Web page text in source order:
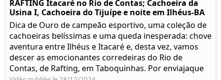
RAFTING Itacaré no Rio de Contas; Cachoeira da
Usina I, Cachoeira do Tijuípe e noite em Ilhéus-BA
Dica de Ouro de campeão esportivo, uma coleção de
cachoeiras belíssimas e uma queda inesperada: chove
aventura entre Ilhéus e Itacaré e, desta vez, vamos
descer as emocionantes corredeiras do Rio de
Contas, de Rafting, em Taboquinhas. Por enviajaque